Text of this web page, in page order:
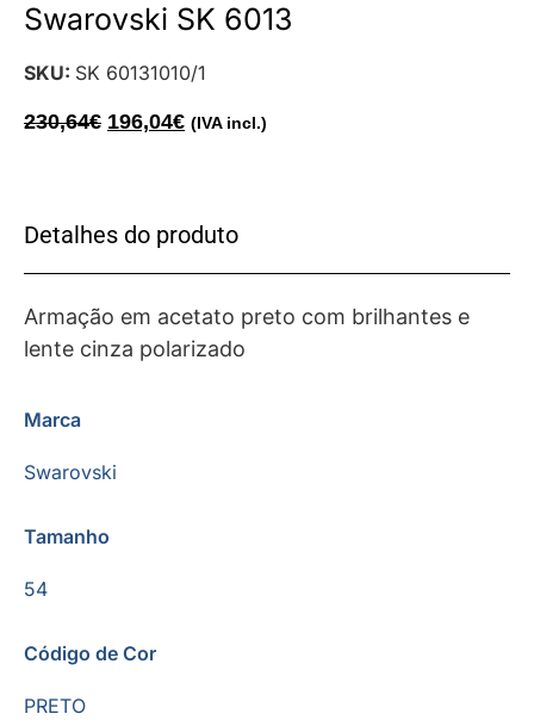
Swarovski SK 6013
SKU: SK 60131010/1
230,64€ 196,04€ (IVA incl.)
Detalhes do produto
Armação em acetato preto com brilhantes e
lente cinza polarizado
Marca
Swarovski
Tamanho
54
Código de Cor
PRETO